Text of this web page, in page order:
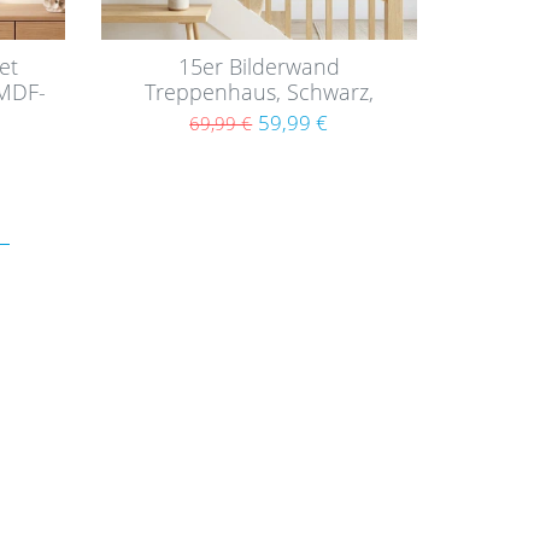
15er Bilderwand
Treppenhaus, Schwarz,
Bilderrahmen-Set aus MDF
69,99 € 59,99 €